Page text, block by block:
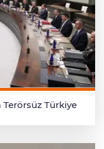
Terörsüz Türkiye